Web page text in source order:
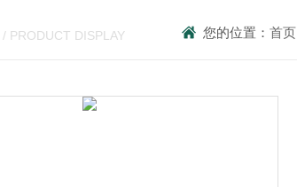
/ PRODUCT DISPLAY 您的位置：首页